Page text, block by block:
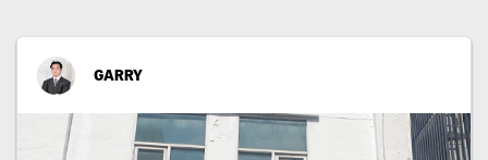
GARRY